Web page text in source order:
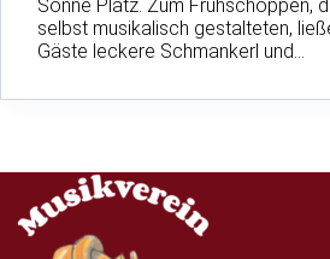
Sonne Platz. Zum Frühschoppen,
selbst musikalisch gestalteten,
Gäste leckere Schmankerl und…